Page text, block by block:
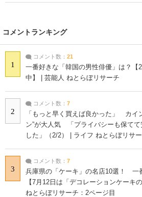
コメントランキング
1
コメント数： 21
一番好きな「韓国の男性俳優」は？【
中】 | 芸能人 ねとらぼリサーチ
2
コメント数： 7
「もっと早く買えば良かった」 カイ
ン”が大人気 「プライバシーも保てて
した」（2/2） | ライフ ねとらぼリサ
3
コメント数： 7
兵庫県の「ケーキ」の名店10選！ 一
【7月12日は「デコレーションケーキ
ねとらぼリサーチ：2ページ目